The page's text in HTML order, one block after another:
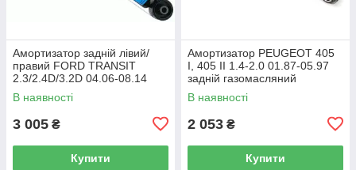
Амортизатор задній лівий/
правий FORD TRANSIT
2.3/2.4D/3.2D 04.06-08.14
газомасляний (SACHS) OE
6C1118080BE
В наявності
3 005 ₴
Купити
Амортизатор PEUGEOT 405
I, 405 II 1.4-2.0 01.87-05.97
задній газомасляний
ORIGINAL (Monroe) OE
520688
В наявності
2 053 ₴
Купити